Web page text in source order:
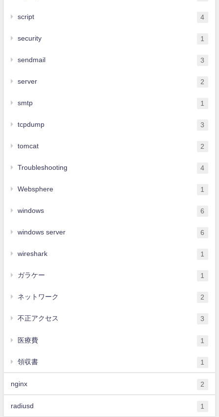
script 4
security 1
sendmail 3
server 2
smtp 1
tcpdump 3
tomcat 2
Troubleshooting 4
Websphere 1
windows 6
windows server 6
wireshark 1
ガラケー 1
ネットワーク 2
不正アクセス 3
医療費 1
領収書 1
nginx 2
radiusd 1